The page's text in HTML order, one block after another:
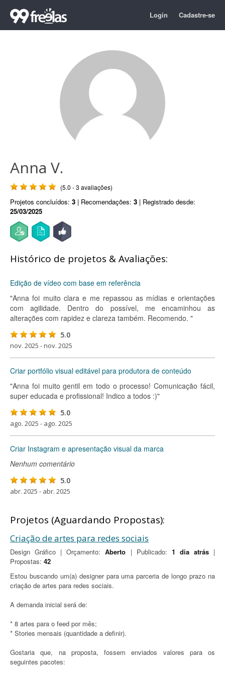
Login Cadastre-se
Anna V.
(5.0 - 3 avaliações)
Projetos concluídos: 3 | Recomendações: 3 | Registrado desde:
25/03/2025
Histórico de projetos & Avaliações:
Edição de vídeo com base em referência
"Anna foi muito clara e me repassou as mídias e orientações
com agilidade. Dentro do possível, me encaminhou as
alterações com rapidez e clareza também. Recomendo. "
5.0
nov. 2025 - nov. 2025
Criar portfólio visual editável para produtora de conteúdo
"Anna foi muito gentil em todo o processo! Comunicação fácil,
super educada e profissional! Indico a todos :)"
5.0
ago. 2025 - ago. 2025
Criar Instagram e apresentação visual da marca
Nenhum comentário
5.0
abr. 2025 - abr. 2025
Projetos (Aguardando Propostas):
Criação de artes para redes sociais
Design Gráfico | Orçamento:Aberto | Publicado: 1 dia atrás|
Propostas: 42
Estou buscando um(a) designer para uma parceria de longo prazo na
criação de artes para redes sociais.
A demanda inicial será de:
* 8 artes para o feed por mês;
* Stories mensais (quantidade a definir).
Gostaria que, na proposta, fossem enviados valores para os
seguintes pacotes: